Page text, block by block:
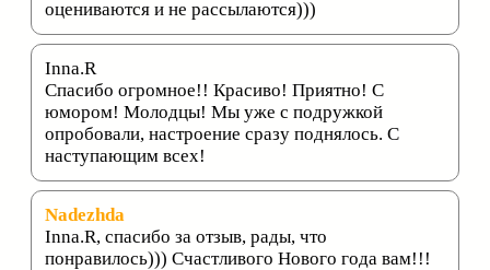
оцениваются и не рассылаются)))
Inna.R
Спасибо огромное!! Красиво! Приятно! С
юмором! Молодцы! Мы уже с подружкой
опробовали, настроение сразу поднялось. С
наступающим всех!
Nadezhda
Inna.R, спасибо за отзыв, рады, что
понравилось))) Счастливого Нового года вам!!!